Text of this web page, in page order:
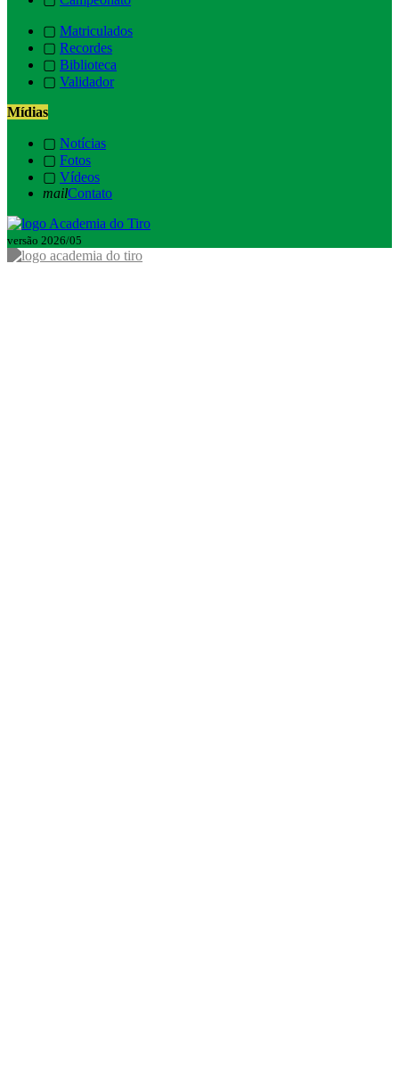
▢ Matriculados
▢ Recordes
▢ Biblioteca
▢ Validador
Mídias
▢ Notícias
▢ Fotos
▢ Vídeos
mailContato
versão 2026/05